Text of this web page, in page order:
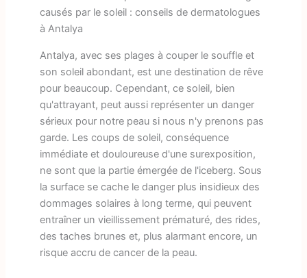
causés par le soleil : conseils de dermatologues
à Antalya
Antalya, avec ses plages à couper le souffle et
son soleil abondant, est une destination de rêve
pour beaucoup. Cependant, ce soleil, bien
qu'attrayant, peut aussi représenter un danger
sérieux pour notre peau si nous n'y prenons pas
garde. Les coups de soleil, conséquence
immédiate et douloureuse d'une surexposition,
ne sont que la partie émergée de l'iceberg. Sous
la surface se cache le danger plus insidieux des
dommages solaires à long terme, qui peuvent
entraîner un vieillissement prématuré, des rides,
des taches brunes et, plus alarmant encore, un
risque accru de cancer de la peau.